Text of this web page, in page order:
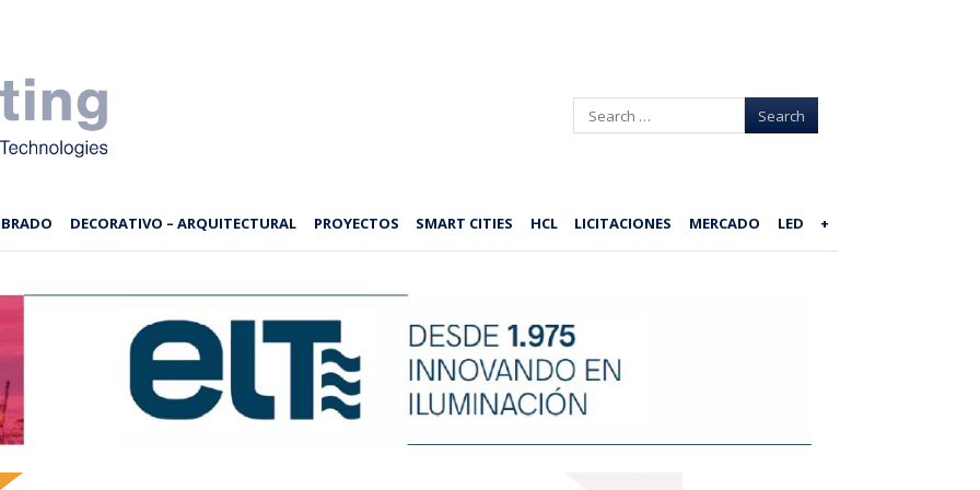
Search
DECORATIVO – ARQUITECTURAL PROYECTOS SMART CITIES HCL LICITACIONES MERCADO LED +